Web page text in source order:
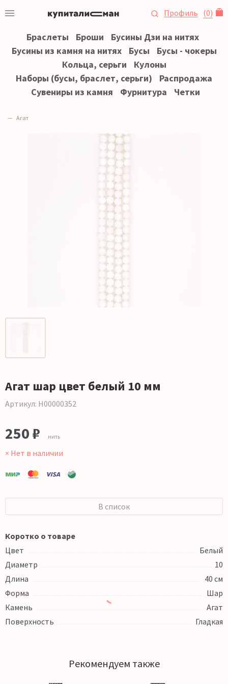
Профиль (0)
Браслеты Броши
Бусины Дзи на нитях
Бусины из камня на нитях
Бусы
Бусы - чокеры
Кольца, серьги
Кулоны
Наборы (бусы, браслет, серьги)
Распродажа
Сувениры из камня
Фурнитура Четки
Агат
Агат шар цвет белый 10 мм
Артикул: Н00000352
250 ₽ нить
× Нет в наличии
В список
Коротко о товаре
Цвет
Белый
Диаметр
10
Длина
40 см
Форма
Шар
Камень
Агат
Поверхность
Гладкая
Рекомендуем также